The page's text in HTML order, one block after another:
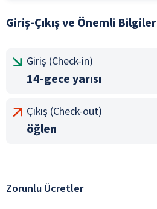
Giriş-Çıkış ve Önemli Bilgiler
Giriş (Check-in)
14-gece yarısı
Çıkış (Check-out)
öğlen
Zorunlu Ücretler